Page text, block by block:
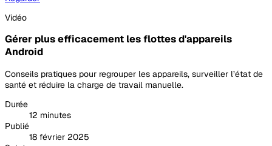
Vidéo
Gérer plus efficacement les flottes d'appareils
Android
Conseils pratiques pour regrouper les appareils, surveiller l’état de
santé et réduire la charge de travail manuelle.
Durée
12 minutes
Publié
18 février 2025